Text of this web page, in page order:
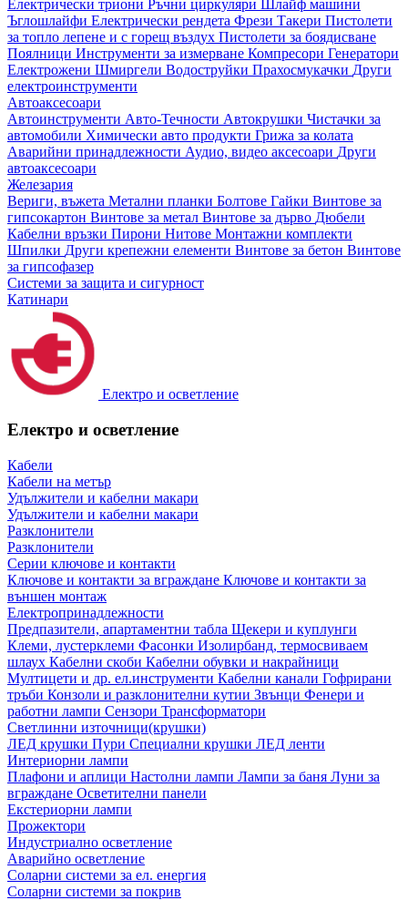
Електрически триони Ръчни циркуляри
Шлайф машини
Ъглошлайфи Електрически рендета Фрези Такери Пистолети
за топло лепене и с горещ въздух Пистолети за боядисване
Поялници Инструменти за измерване Компресори Генератори
Електрожени Шмиргели Водоструйки Прахосмукачки Други
електроинструменти
Автоаксесоари
Автоинструменти Авто-Течности Автокрушки Чистачки за
автомобили Химически авто продукти Грижа за колата
Аварийни принадлежности Аудио, видео аксесоари Други
автоаксесоари
Железария
Вериги, въжета Метални планки Болтове Гайки Винтове за
гипсокартон Винтове за метал Винтове за дърво Дюбели
Кабелни връзки Пирони Нитове Монтажни комплекти
Шпилки Други крепежни елементи Винтове за бетон Винтове
за гипсофазер
Системи за защита и сигурност
Катинари
Електро и осветление
Електро и осветление
Кабели
Кабели на метър
Удължители и кабелни макари
Удължители и кабелни макари
Разклонители
Разклонители
Серии ключове и контакти
Ключове и контакти за вграждане Ключове и контакти за
външен монтаж
Електропринадлежности
Предпазители, апартаментни табла Щекери и куплунги
Клеми, лустерклеми Фасонки Изолирбанд, термосвиваем
шлаух Кабелни скоби Кабелни обувки и накрайници
Мултицети и др. ел.инструменти Кабелни канали Гофрирани
тръби Конзоли и разклонителни кутии Звънци Фенери и
работни лампи Сензори Трансформатори
Светлинни източници(крушки)
ЛЕД крушки Пури Специални крушки ЛЕД ленти
Интериорни лампи
Плафони и аплици Настолни лампи Лампи за баня Луни за
вграждане Осветителни панели
Екстериорни лампи
Прожектори
Индустриално осветление
Аварийно осветление
Соларни системи за ел. енергия
Соларни системи за покрив